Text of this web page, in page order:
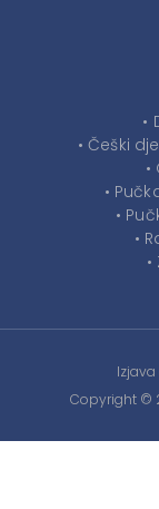
•
• Češki
•
•
•
Copyright ©